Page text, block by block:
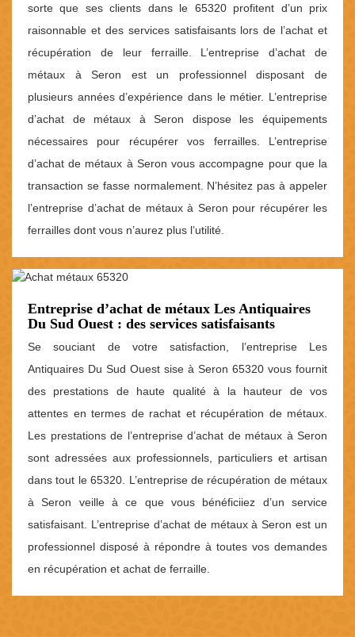
sorte que ses clients dans le 65320 profitent d’un prix
raisonnable et des services satisfaisants lors de l’achat et
récupération de leur ferraille. L’entreprise d’achat de
métaux à Seron est un professionnel disposant de
plusieurs années d’expérience dans le métier. L’entreprise
d’achat de métaux à Seron dispose les équipements
nécessaires pour récupérer vos ferrailles. L’entreprise
d’achat de métaux à Seron vous accompagne pour que la
transaction se fasse normalement. N’hésitez pas à appeler
l’entreprise d’achat de métaux à Seron pour récupérer les
ferrailles dont vous n’aurez plus l’utilité.
Entreprise d’achat de métaux Les Antiquaires
Du Sud Ouest : des services satisfaisants
Se souciant de votre satisfaction, l’entreprise Les
Antiquaires Du Sud Ouest sise à Seron 65320 vous fournit
des prestations de haute qualité à la hauteur de vos
attentes en termes de rachat et récupération de métaux.
Les prestations de l’entreprise d’achat de métaux à Seron
sont adressées aux professionnels, particuliers et artisan
dans tout le 65320. L’entreprise de récupération de métaux
à Seron veille à ce que vous bénéficiiez d’un service
satisfaisant. L’entreprise d’achat de métaux à Seron est un
professionnel disposé à répondre à toutes vos demandes
en récupération et achat de ferraille.